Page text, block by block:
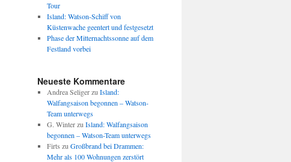
Tour
Island: Watson-Schiff von
Küstenwache geentert und festgesetzt
Phase der Mitternachtssonne auf dem
Festland vorbei
Neueste Kommentare
Andrea Seligerzu Island:
Walfangsaison begonnen – Watson-
Team unterwegs
G. Winterzu Island: Walfangsaison
begonnen – Watson-Team unterwegs
Firts zu Großbrand bei Drammen:
Mehr als 100 Wohnungen zerstört